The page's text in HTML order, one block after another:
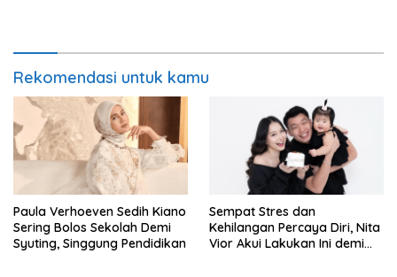
Rekomendasi untuk kamu
Paula Verhoeven Sedih Kiano
Sering Bolos Sekolah Demi
Syuting, Singgung Pendidikan
Sempat Stres dan
Kehilangan Percaya Diri, Nita
Vior Akui Lakukan Ini demi